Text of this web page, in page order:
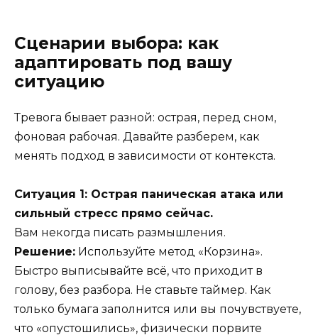
Сценарии выбора: как
адаптировать под вашу
ситуацию
Тревога бывает разной: острая, перед сном,
фоновая рабочая. Давайте разберем, как
менять подход в зависимости от контекста.
Ситуация 1: Острая паническая атака или
сильный стресс прямо сейчас.
Вам некогда писать размышления.
Решение: Используйте метод «Корзина».
Быстро выписывайте всё, что приходит в
голову, без разбора. Не ставьте таймер. Как
только бумага заполнится или вы почувствуете,
что «опустошились», физически порвите